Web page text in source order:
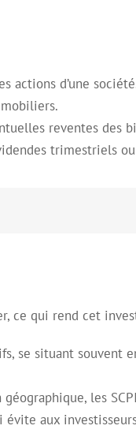
actions d’une
reventes des
trimestriels
ce qui rend cet
se situant souvent
les
aux